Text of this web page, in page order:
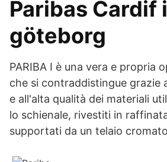
Paribas Cardif
göteborg
PARIBA I è una vera e propria
che si contraddistingue grazie
e all'alta qualità dei materiali
lo schienale, rivestiti in
supportati da un telaio